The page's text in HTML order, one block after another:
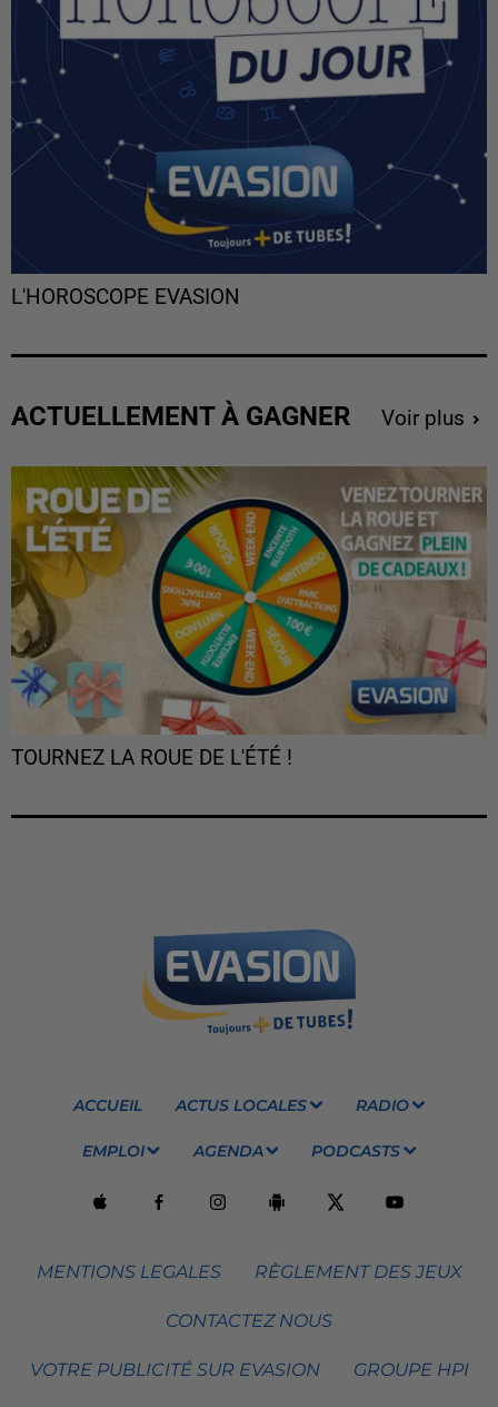
L'HOROSCOPE EVASION
ACTUELLEMENT À GAGNER Voir plus
TOURNEZ LA ROUE DE L'ÉTÉ !
ACCUEIL ACTUS LOCALES RADIO
EMPLOI AGENDA PODCASTS
MENTIONS LEGALES RÈGLEMENT DES JEUX
CONTACTEZ NOUS
VOTRE PUBLICITÉ SUR EVASION GROUPE HPI